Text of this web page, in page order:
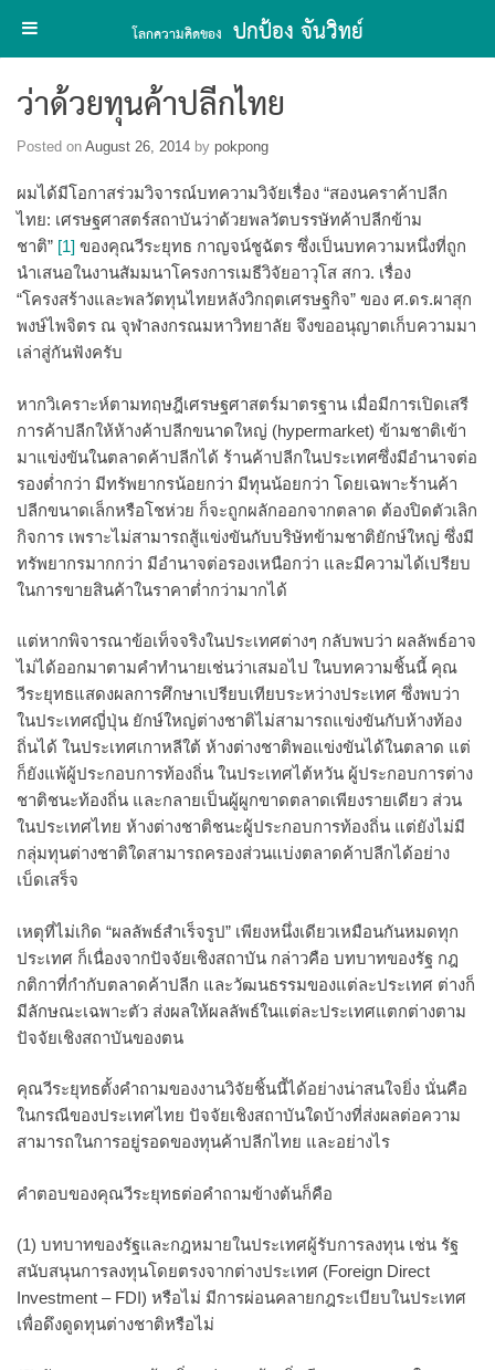
ว่าด้วยทุนค้าปลีกไทย
Posted on August 26, 2014 by pokpong
ผมได้มีโอกาสร่วมวิจารณ์บทความวิจัยเรื่อง “สองนคราค้าปลีก
ไทย: เศรษฐศาสตร์สถาบันว่าด้วยพลวัตบรรษัทค้าปลีกข้าม
ชาติ” [1] ของคุณวีระยุทธ กาญจน์ชูฉัตร ซึ่งเป็นบทความหนึ่งที่ถูก
นำเสนอในงานสัมมนาโครงการเมธีวิจัยอาวุโส สกว. เรื่อง
“โครงสร้างและพลวัตทุนไทยหลังวิกฤตเศรษฐกิจ” ของ ศ.ดร.ผาสุก
พงษ์ไพจิตร ณ จุฬาลงกรณมหาวิทยาลัย จึงขออนุญาตเก็บความมา
เล่าสู่กันฟังครับ
หากวิเคราะห์ตามทฤษฎีเศรษฐศาสตร์มาตรฐาน เมื่อมีการเปิดเสรี
การค้าปลีกให้ห้างค้าปลีกขนาดใหญ่ (hypermarket) ข้ามชาติเข้า
มาแข่งขันในตลาดค้าปลีกได้ ร้านค้าปลีกในประเทศซึ่งมีอำนาจต่อ
รองต่ำกว่า มีทรัพยากรน้อยกว่า มีทุนน้อยกว่า โดยเฉพาะร้านค้า
ปลีกขนาดเล็กหรือโชห่วย ก็จะถูกผลักออกจากตลาด ต้องปิดตัวเลิก
กิจการ เพราะไม่สามารถสู้แข่งขันกับบริษัทข้ามชาติยักษ์ใหญ่ ซึ่งมี
ทรัพยากรมากกว่า มีอำนาจต่อรองเหนือกว่า และมีความได้เปรียบ
ในการขายสินค้าในราคาต่ำกว่ามากได้
แต่หากพิจารณาข้อเท็จจริงในประเทศต่างๆ กลับพบว่า ผลลัพธ์อาจ
ไม่ได้ออกมาตามคำทำนายเช่นว่าเสมอไป ในบทความชิ้นนี้ คุณ
วีระยุทธแสดงผลการศึกษาเปรียบเทียบระหว่างประเทศ ซึ่งพบว่า
ในประเทศญี่ปุ่น ยักษ์ใหญ่ต่างชาติไม่สามารถแข่งขันกับห้างท้อง
ถิ่นได้ ในประเทศเกาหลีใต้ ห้างต่างชาติพอแข่งขันได้ในตลาด แต่
ก็ยังแพ้ผู้ประกอบการท้องถิ่น ในประเทศไต้หวัน ผู้ประกอบการต่าง
ชาติชนะท้องถิ่น และกลายเป็นผู้ผูกขาดตลาดเพียงรายเดียว ส่วน
ในประเทศไทย ห้างต่างชาติชนะผู้ประกอบการท้องถิ่น แต่ยังไม่มี
กลุ่มทุนต่างชาติใดสามารถครองส่วนแบ่งตลาดค้าปลีกได้อย่าง
เบ็ดเสร็จ
เหตุที่ไม่เกิด “ผลลัพธ์สำเร็จรูป” เพียงหนึ่งเดียวเหมือนกันหมดทุก
ประเทศ ก็เนื่องจากปัจจัยเชิงสถาบัน กล่าวคือ บทบาทของรัฐ กฎ
กติกาที่กำกับตลาดค้าปลีก และวัฒนธรรมของแต่ละประเทศ ต่างก็
มีลักษณะเฉพาะตัว ส่งผลให้ผลลัพธ์ในแต่ละประเทศแตกต่างตาม
ปัจจัยเชิงสถาบันของตน
คุณวีระยุทธตั้งคำถามของงานวิจัยชิ้นนี้ได้อย่างน่าสนใจยิ่ง นั่นคือ
ในกรณีของประเทศไทย ปัจจัยเชิงสถาบันใดบ้างที่ส่งผลต่อความ
สามารถในการอยู่รอดของทุนค้าปลีกไทย และอย่างไร
คำตอบของคุณวีระยุทธต่อคำถามข้างต้นก็คือ
(1) บทบาทของรัฐและกฎหมายในประเทศผู้รับการลงทุน เช่น รัฐ
สนับสนุนการลงทุนโดยตรงจากต่างประเทศ (Foreign Direct
Investment – FDI) หรือไม่ มีการผ่อนคลายกฎระเบียบในประเทศ
เพื่อดึงดูดทุนต่างชาติหรือไม่
โลกความคิดของ ปกป้อง จันวิทย์